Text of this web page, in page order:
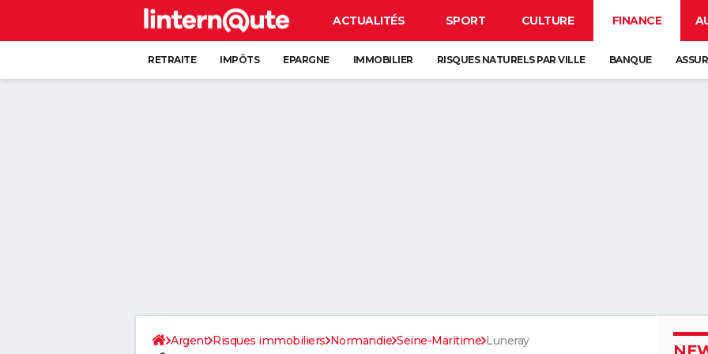
ACTUALITÉS SPORT CULTURE FINANCE
RETRAITE IMPÔTS EPARGNE IMMOBILIER RISQUES NATURELS PAR VILLE BANQUE
Argent Risques immobiliers Normandie Seine-Maritime Luneray